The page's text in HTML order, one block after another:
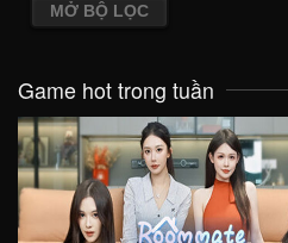
MỞ BỘ LỌC
Game hot trong tuần
VIEW